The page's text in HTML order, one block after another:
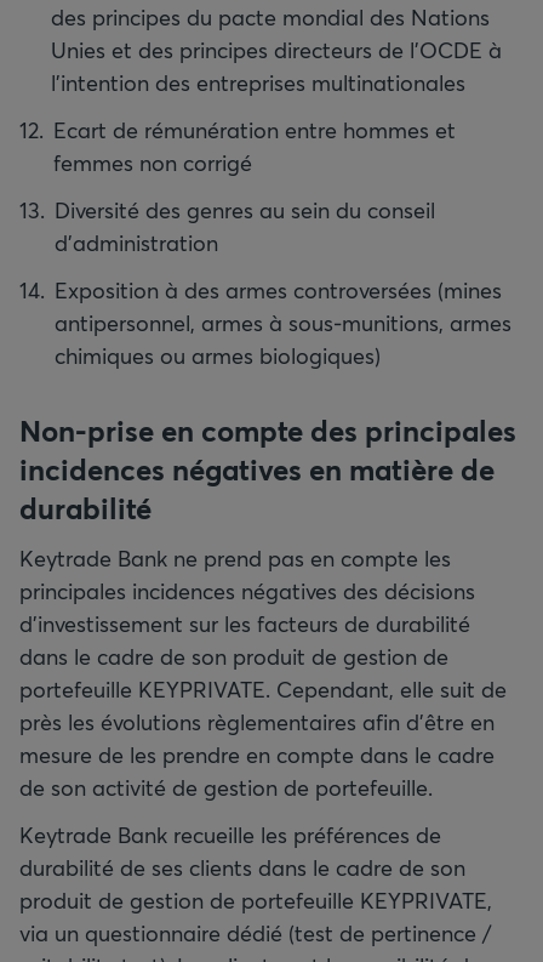
des principes du pacte mondial des Nations
Unies et des principes directeurs de l'OCDE à
l'intention des entreprises multinationales
Ecart de rémunération entre hommes et
femmes non corrigé
Diversité des genres au sein du conseil
d’administration
Exposition à des armes controversées (mines
antipersonnel, armes à sous‑munitions, armes
chimiques ou armes biologiques)
Non-prise en compte des principales
incidences négatives en matière de
durabilité
Keytrade Bank ne prend pas en compte les
principales incidences négatives des décisions
d’investissement sur les facteurs de durabilité
dans le cadre de son produit de gestion de
portefeuille KEYPRIVATE. Cependant, elle suit de
près les évolutions règlementaires afin d’être en
mesure de les prendre en compte dans le cadre
de son activité de gestion de portefeuille.
Keytrade Bank recueille les préférences de
durabilité de ses clients dans le cadre de son
produit de gestion de portefeuille KEYPRIVATE,
via un questionnaire dédié (test de pertinence /